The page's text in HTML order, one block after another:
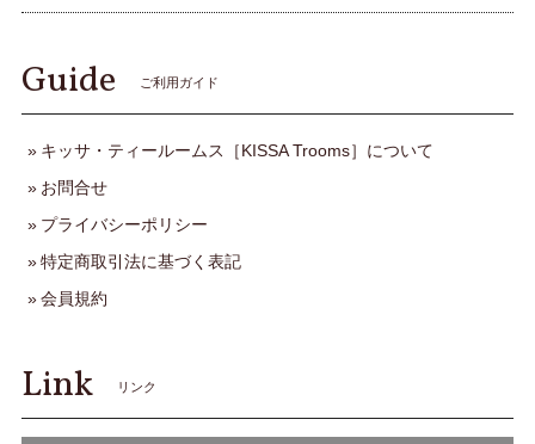
Guide ご利用ガイド
キッサ・ティールームス［KISSA Trooms］について
お問合せ
プライバシーポリシー
特定商取引法に基づく表記
会員規約
Link リンク